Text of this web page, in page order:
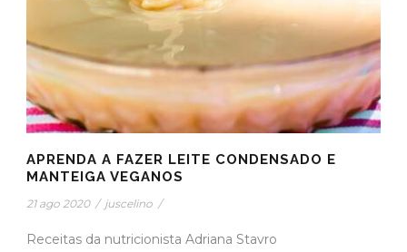
APRENDA A FAZER LEITE CONDENSADO E
MANTEIGA VEGANOS
21 ago 2020 / juscelino /
Receitas da nutricionista Adriana Stavro